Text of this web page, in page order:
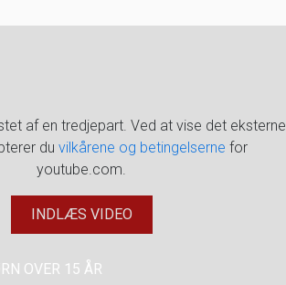
af en tredjepart. Ved at vise det eksterne
du vilkårene og betingelserne for
youtube.com.
INDLÆS VIDEO
OVER 15 ÅR